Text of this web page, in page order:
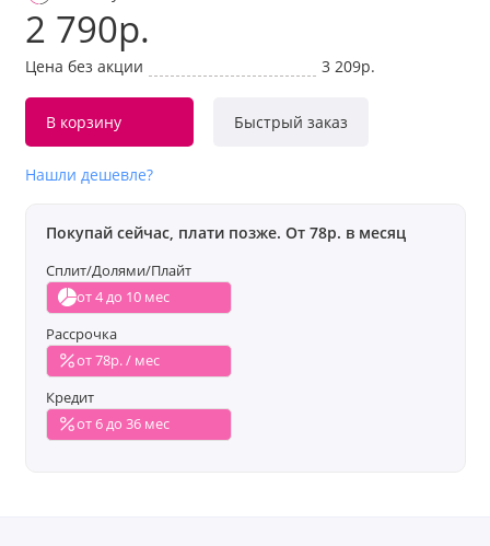
2 790р.
Цена без акции 3 209р.
В корзину Быстрый заказ
Нашли дешевле?
Покупай сейчас, плати позже. От 78р. в месяц
Сплит/Долями/Плайт
от 4 до 10 мес
Рассрочка
от 78р. / мес
Кредит
от 6 до 36 мес